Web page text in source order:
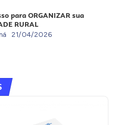
para ORGANIZAR sua
RURAL
21/04/2026